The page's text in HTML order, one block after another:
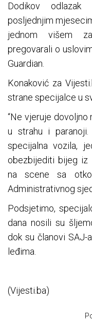
Dodikov
posljednjim
jednom višem
pregovarali o
Guardian.
Konaković za
strane specijalce u
“Ne vjeruje dovoljno
u strahu i
specijalna vozila,
obezbijediti bijeg iz
na scene sa
Administrativnog
Podsjetimo,
dana nosili su
dok su članovi SAJ-
leđima.
(Vijesti.ba)